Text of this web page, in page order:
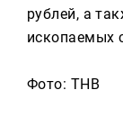
рублей, а
ископаемых
Фото: ТНВ